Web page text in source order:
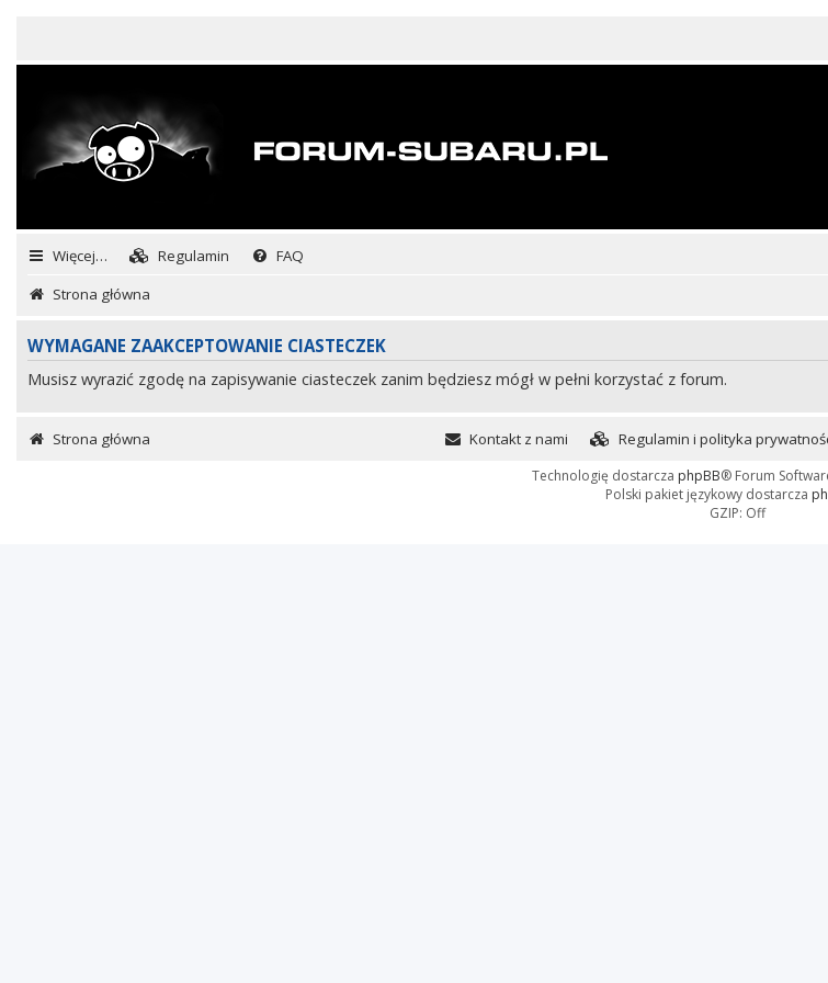
Więcej… Regulamin FAQ
Strona główna
WYMAGANE ZAAKCEPTOWANIE CIASTECZEK
Musisz wyrazić zgodę na zapisywanie ciasteczek zanim będziesz mógł w pełni korzystać z forum.
Strona główna Regulamin i polityka
Kontakt z nami
Technologię dostarcza phpBB® Forum
Polski pakiet językowy dostarcza
GZIP: Off